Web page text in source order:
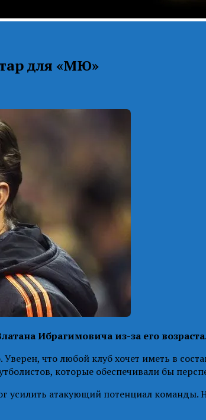
для «МЮ»
Ибрагимовича из-за его
что любой клуб хочет иметь в
которые обеспечивали бы
усилить атакующий потенциал команды.